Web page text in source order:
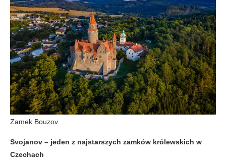
Zamek Bouzov
Svojanov – jeden z najstarszych zamków królewskich w
Czechach